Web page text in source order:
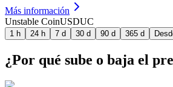
Más información
Unstable CoinUSDUC
1 h 24 h 7 d 30 d 90 d 365 d
¿Por qué sube o baja el